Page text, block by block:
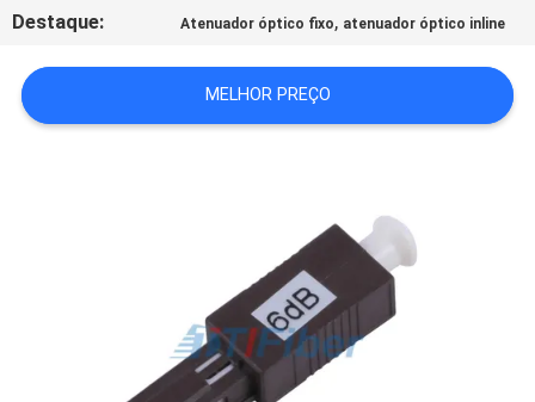
DO
SITE
Destaque: Atenuador óptico fixo, atenuador óptico inline
MELHOR PREÇO